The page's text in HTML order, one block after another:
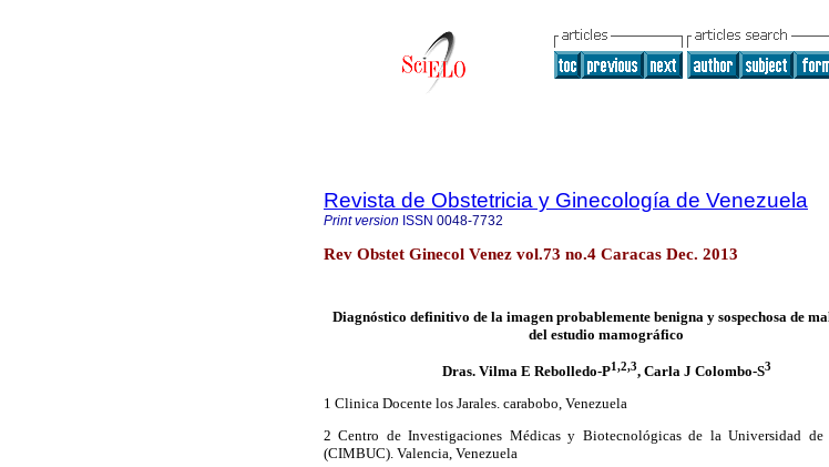
Revista de Obstetricia y Ginecología de Venezuela
Print version ISSN 0048-7732
Rev Obstet Ginecol Venez vol.73 no.4 Caracas Dec. 2013
Diagnóstico definitivo de la imagen probablemente benigna y sospechosa de
del estudio mamográfico
Dras. Vilma E Rebolledo-P1,2,3, Carla J Colombo-S3
1 Clinica Docente los Jarales. carabobo, Venezuela
2 Centro de Investigaciones Médicas y Biotecnológicas de la Universidad de
(CIMBUC). Valencia, Venezuela